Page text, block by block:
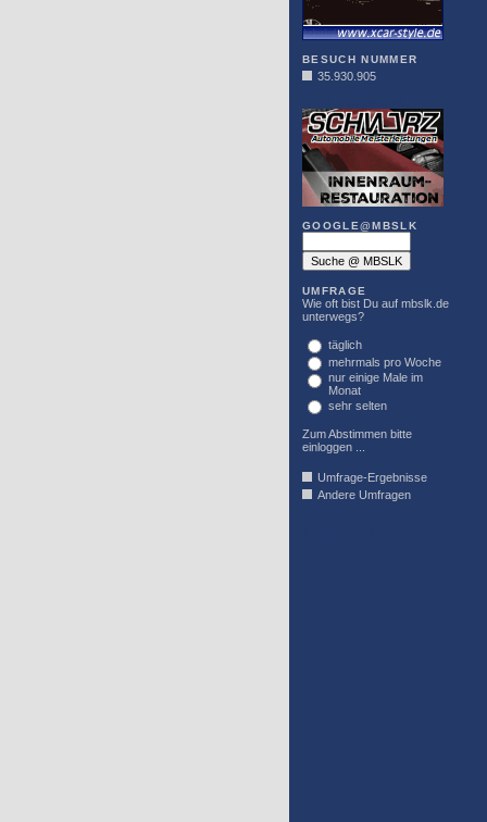
BESUCH NUMMER
35.930.905
GOOGLE@MBSLK
UMFRAGE
Wie oft bist Du auf mbslk.de
unterwegs?
täglich
mehrmals pro Woche
nur einige Male im
Monat
sehr selten
Zum Abstimmen bitte
einloggen ...
Umfrage-Ergebnisse
Andere Umfragen